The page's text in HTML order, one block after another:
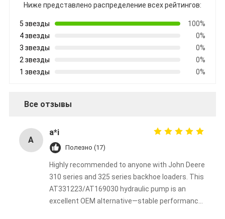
Ниже представлено распределение всех рейтингов:
5 звезды
100%
4 звезды
0%
3 звезды
0%
2 звезды
0%
1 звезды
0%
Все отзывы
A
a*i
Полезно (17)
Highly recommended to anyone with John Deere
310 series and 325 series backhoe loaders. This
AT331223/AT169030 hydraulic pump is an
excellent OEM alternative—stable performance